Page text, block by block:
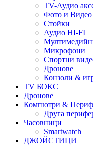
TV-Аудио
Фото и Видео
Стойки
Аудио HI-FI
Микрофони
Спортни
Дронове
Конзоли &
TV БОКС
Дронове
Компютри &
Друга
Часовници
Smartwatch
ДЖОЙСТИЦИ